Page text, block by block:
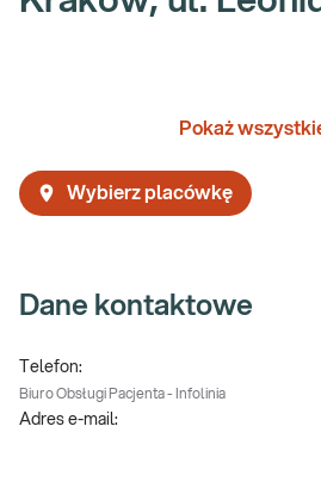
Pokaż
Wybierz placówkę
Dane kontaktowe
Telefon:
Biuro Obsługi Pacjenta - Infolinia
Adres e-mail: